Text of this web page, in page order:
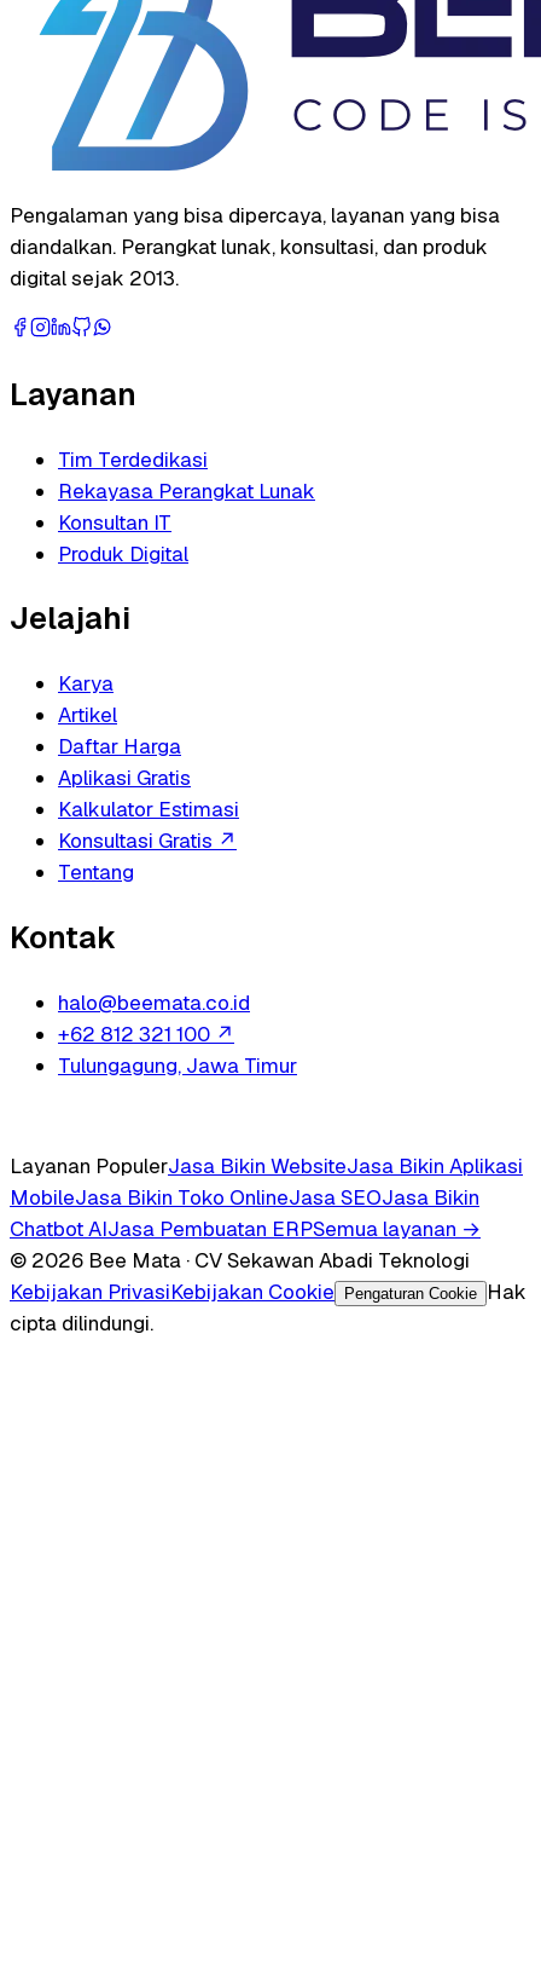
Pengalaman yang bisa dipercaya, layanan yang bisa
diandalkan. Perangkat lunak, konsultasi, dan produk
digital sejak 2013.
Layanan
Tim Terdedikasi
Rekayasa Perangkat Lunak
Konsultan IT
Produk Digital
Jelajahi
Karya
Artikel
Daftar Harga
Aplikasi Gratis
Kalkulator Estimasi
Konsultasi Gratis ↗
Tentang
Kontak
halo@beemata.co.id
+62 812 321 100 ↗
Tulungagung, Jawa Timur
Layanan PopulerJasa Bikin WebsiteJasa Bikin Aplikasi
MobileJasa Bikin Toko OnlineJasa SEOJasa Bikin
Chatbot AIJasa Pembuatan ERPSemua layanan →
© 2026 Bee Mata · CV Sekawan Abadi Teknologi
Kebijakan PrivasiKebijakan Cookie Pengaturan Cookie
Hak
cipta dilindungi.